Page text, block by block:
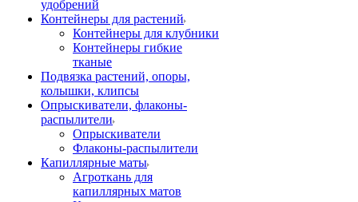
удобрений
Контейнеры для растений
Контейнеры для клубники
Контейнеры гибкие
тканые
Подвязка растений, опоры,
колышки, клипсы
Опрыскиватели, флаконы-
распылители
Опрыскиватели
Флаконы-распылители
Капиллярные маты
Агроткань для
капиллярных матов